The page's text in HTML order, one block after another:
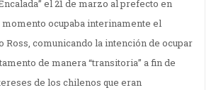
el 21 de marzo al prefecto en
momento ocupaba interinamente el
Ross, comunicando la intención de ocupar
de manera “transitoria” a fin de
de los chilenos que eran